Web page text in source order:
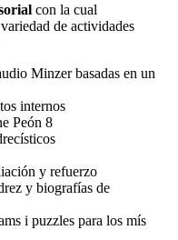
con la cual
de actividades
Minzer basadas en un
internos
Peón 8
y refuerzo
y biografí­as de
i puzzles para los mís